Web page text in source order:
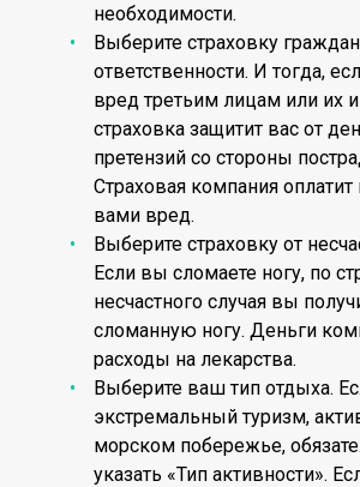
необходимости.
Выберите страховку
ответственности. И тогда,
вред третьим лицам или их
страховка защитит вас от
претензий со стороны
Страховая компания
вами вред.
Выберите страховку от
Если вы сломаете ногу, по
несчастного случая вы
сломанную ногу. Деньги
расходы на лекарства.
Выберите ваш тип отдыха.
экстремальный туризм,
морском побережье,
указать «Тип активности».